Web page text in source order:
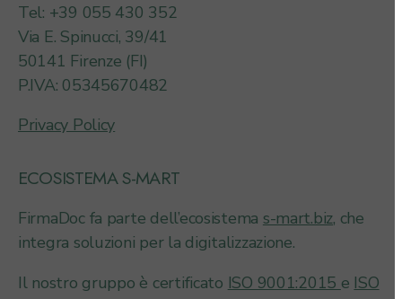
Tel: +39 055 430 352
Via E. Spinucci, 39/41
50141 Firenze (FI)
P.IVA: 05345670482
Privacy Policy
ECOSISTEMA S-MART
FirmaDoc fa parte dell’ecosistema s-mart.biz, che
integra soluzioni per la digitalizzazione.
Il nostro gruppo è certificato ISO 9001:2015 e ISO